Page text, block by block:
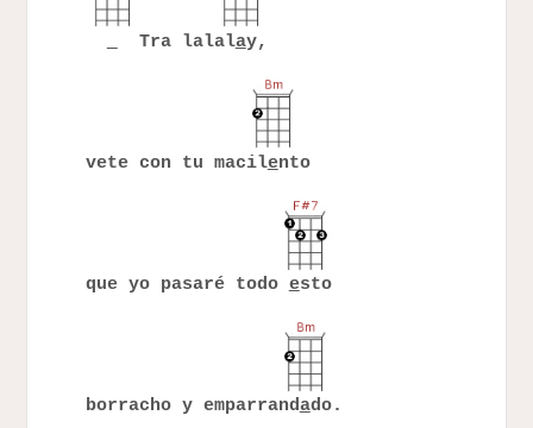
Tra lalalay,
vete con tu macilento
que yo pasaré todo esto
borracho y emparrandado.